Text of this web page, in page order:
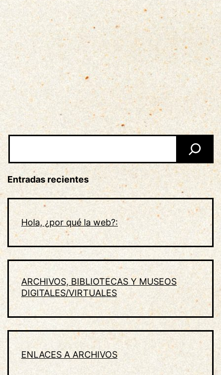
Entradas recientes
Hola, ¿por qué la web?:
ARCHIVOS, BIBLIOTECAS Y MUSEOS
DIGITALES/VIRTUALES
ENLACES A ARCHIVOS